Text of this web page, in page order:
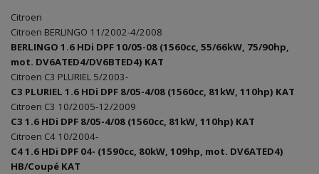
Citroen
Citroen BERLINGO 11/2002-4/2008
BERLINGO 1.6 HDi DPF 10/05-08 (1560cc, 55/66kW, 75/90hp,
mot. DV6ATED4/DV6BTED4) KAT
Citroen C3 PLURIEL 5/2003-
C3 PLURIEL 1.6 HDi DPF 8/05-4/08 (1560cc, 81kW, 110hp) KAT
Citroen C3 10/2005-12/2009
C3 1.6 HDi DPF 8/05-4/08 (1560cc, 81kW, 110hp) KAT
Citroen C4 10/2004-
C4 1.6 HDi DPF 04- (1590cc, 80kW, 109hp, mot. DV6ATED4)
HB/Coupé KAT